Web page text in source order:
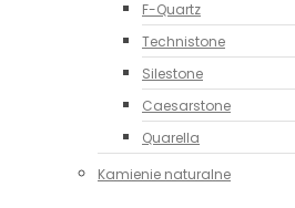
F-Quartz
Technistone
Silestone
Caesarstone
Quarella
Kamienie naturalne